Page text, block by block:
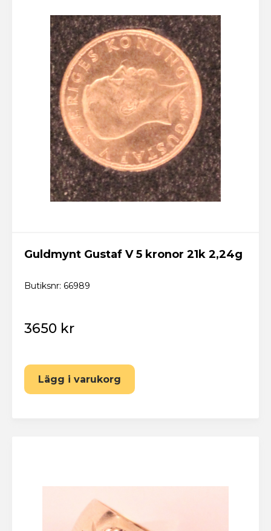
Jag accepterarEskilstuna Pantbanks
allmänna villkoroch hantering av
personuppgifter
Registrera konto
Har du redan ett konto? Logga in här
Guldmynt Gustaf V 5 kronor 21k 2,24g
Butiksnr: 66989
3650 kr
Lägg i varukorg